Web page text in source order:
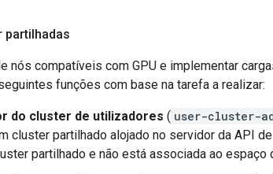
partilhadas
nós compatíveis com GPU e implementar
funções com base na tarefa a realizar:
do cluster de utilizadores ( user-cluster-
cluster partilhado alojado no servidor da API
partilhado e não está associada ao espaço